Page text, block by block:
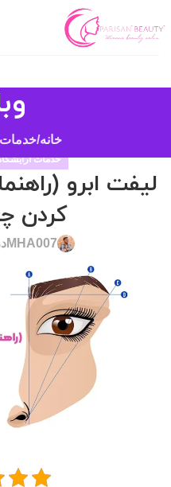
خانه خدمات
خدمات
لیفت ابرو
کردن
MHA007در 05/